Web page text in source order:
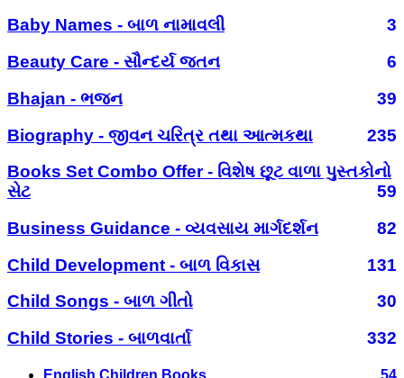
Baby Names - બાળ નામાવલી
3
Beauty Care - સૌન્દર્ય જતન
6
Bhajan - ભજન
39
Biography - જીવન ચરિત્ર તથા આત્મકથા
235
Books Set Combo Offer - વિશેષ છૂટ વાળા પુસ્તકોનો
સેટ
59
Business Guidance - વ્યવસાય માર્ગદર્શન
82
Child Development - બાળ વિકાસ
131
Child Songs - બાળ ગીતો
30
Child Stories - બાળવાર્તા
332